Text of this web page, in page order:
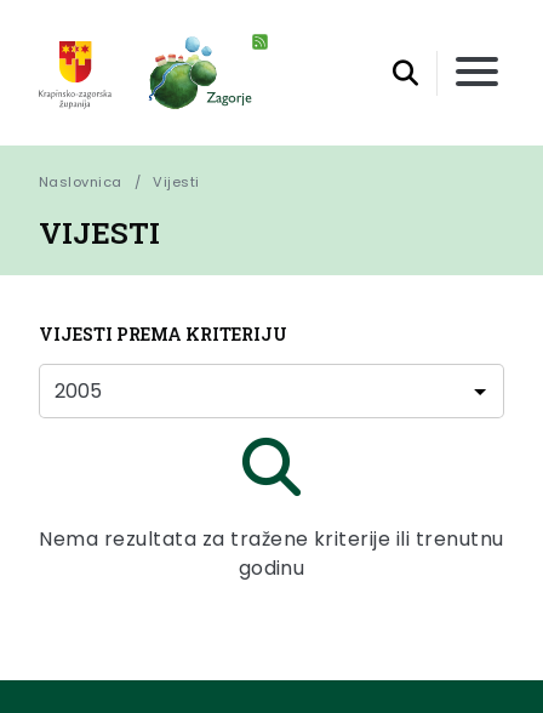
Naslovnica Vijesti
VIJESTI
VIJESTI PREMA KRITERIJU
Nema rezultata za tražene kriterije ili trenutnu
godinu